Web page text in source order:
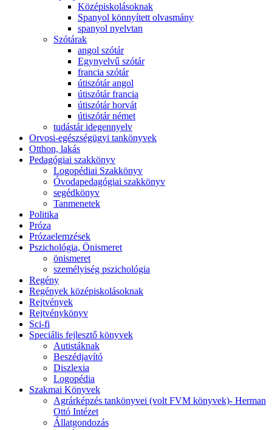
Középiskolásoknak
Spanyol könnyített olvasmány
spanyol nyelvtan
Szótárak
angol szótár
Egynyelvű szótár
francia szótár
útiszótár angol
útiszótár francia
útiszótár horvát
útiszótár német
tudástár idegennyelv
Orvosi-egészségügyi tankönyvek
Otthon, lakás
Pedagógiai szakkönyv
Logopédiai Szakkönyv
Óvodapedagógiai szakkönyv
segédkönyv
Tanmenetek
Politika
Próza
Prózaelemzések
Pszichológia, Önismeret
önismeret
személyiség pszichológia
Regény
Regények középiskolásoknak
Rejtvények
Rejtvénykönyv
Sci-fi
Speciális fejlesztő könyvek
Autistáknak
Beszédjavító
Diszlexia
Logopédia
Szakmai Könyvek
Agrárképzés tankönyvei (volt FVM könyvek)- Herman
Ottó Intézet
Állatgondozás